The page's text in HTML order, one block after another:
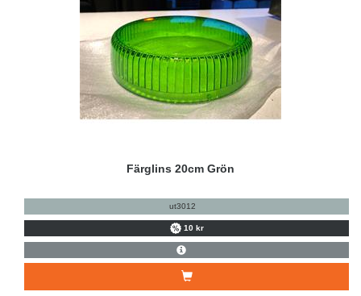
Färglins 20cm Grön
ut3012
10 kr